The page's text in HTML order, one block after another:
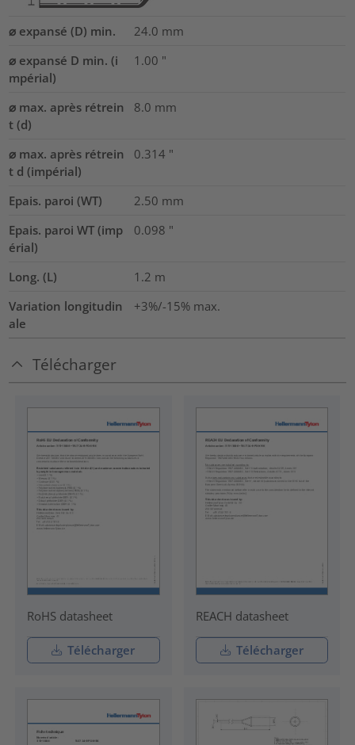
⌀ expansé (D) min. 24.0 mm
⌀ expansé D min. (i
mpérial)
1.00 "
⌀ max. après rétrein
t (d)
8.0 mm
⌀ max. après rétrein
t d (impérial)
0.314 "
Epais. paroi (WT) 2.50 mm
Epais. paroi WT (imp
érial)
0.098 "
Long. (L) 1.2 m
Variation longitudin
ale
+3%/-15% max.
Télécharger
RoHS datasheet
Télécharger
REACH datasheet
Télécharger